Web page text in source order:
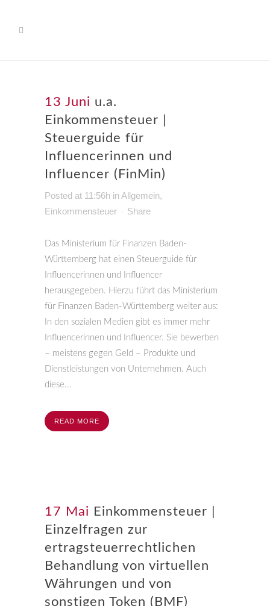
13 Juni u.a.
Einkommensteuer |
Steuerguide für
Influencerinnen und
Influencer (FinMin)
Posted at 11:56h inAllgemein,
Einkommensteuer
Share
Das Ministerium für Finanzen Baden-
Württemberg hat einen Steuerguide für
Influencerinnen und Influencer
herausgegeben. Hierzu führt das Ministerium
für Finanzen Baden-Württemberg weiter aus:
In den sozialen Medien gibt es immer mehr
Influencerinnen und Influencer. Sie bewerben
– meistens gegen Geld – Produkte und
Dienstleistungen von Unternehmen. Auch
diese...
READ MORE
17 Mai Einkommensteuer |
Einzelfragen zur
ertragsteuerrechtlichen
Behandlung von virtuellen
Währungen und von
sonstigen Token (BMF)